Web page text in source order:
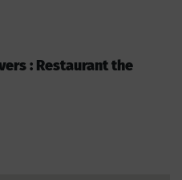
: Restaurant the